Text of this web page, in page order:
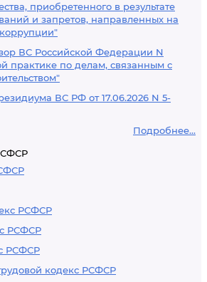
приобретенного в результате
и запретов, направленных на
ВС Российской Федерации N
практике по делам, связанным с
ВС РФ от 17.06.2026 N 5-
Подробнее...
РСФСР
РСФСР
РСФСР
кодекс РСФСР